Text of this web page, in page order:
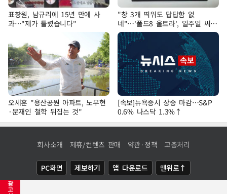
광
고
표창원, 남규리에 15년 만에 사
과…"제가 틀렸습니다"
"창 3개 띄워도 답답함 없
네"…'폴드8 울트라', 일주일 써보
니
오세훈 "용산공원 아파트, 노무현
·문재인 철학 뒤집는 것"
[속보]뉴욕증시 상승 마감…S&P
0.6% 나스닥 1.3%↑
회사소개 제휴/컨텐츠 판매 약관·정책 고충처리
PC화면 제보하기 앱 다운로드 맨위로↑